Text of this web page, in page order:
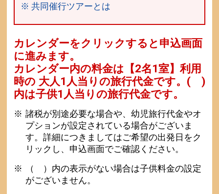
※ 共同催行ツアーとは
カレンダーをクリックすると申込画面
に進みます。
カレンダー内の料金は 【2名1室】利用
時の 大人1人当りの旅行代金です。 ( )
内は子供1人当りの旅行代金です。
諸税が別途必要な場合や、幼児旅行代金やオ
プションが設定されている場合がございま
す。詳細につきましてはご希望の出発日をク
リックし、申込画面でご確認ください。
（ ）内の表示がない場合は子供料金の設定
がございません。